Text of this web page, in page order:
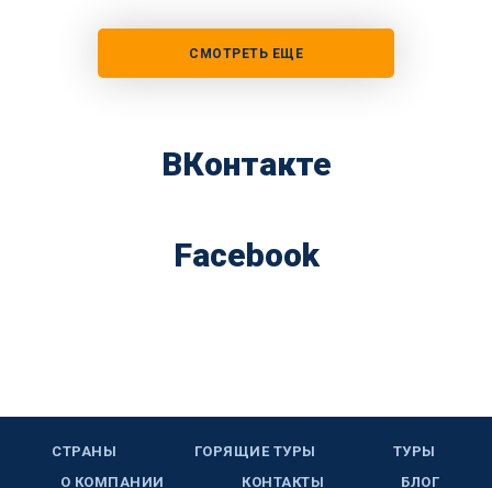
СМОТРЕТЬ ЕЩЕ
ВКонтакте
Facebook
СТРАНЫ ГОРЯЩИЕ ТУРЫ
ТУРЫ
О КОМПАНИИ
КОНТАКТЫ БЛОГ